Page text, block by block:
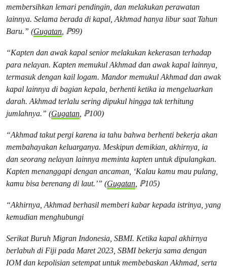
membersihkan lemari pendingin, dan melakukan perawatan
lainnya. Selama berada di kapal, Akhmad hanya libur saat Tahun
Baru.” (Gugatan, ℙ99)
“Kapten dan awak kapal senior melakukan kekerasan terhadap
para nelayan. Kapten memukul Akhmad dan awak kapal lainnya,
termasuk dengan kail logam. Mandor memukul Akhmad dan awak
kapal lainnya di bagian kepala, berhenti ketika ia mengeluarkan
darah. Akhmad terlalu sering dipukul hingga tak terhitung
jumlahnya.” (Gugatan, ℙ100)
“Akhmad takut pergi karena ia tahu bahwa berhenti bekerja akan
membahayakan keluarganya. Meskipun demikian, akhirnya, ia
dan seorang nelayan lainnya meminta kapten untuk dipulangkan.
Kapten menanggapi dengan ancaman, ‘Kalau kamu mau pulang,
kamu bisa berenang di laut.’” (Gugatan, ℙ105)
“Akhirnya, Akhmad berhasil memberi kabar kepada istrinya, yang
kemudian menghubungi
Serikat Buruh Migran Indonesia, SBMI. Ketika kapal akhirnya
berlabuh di Fiji pada Maret 2023, SBMI bekerja sama dengan
IOM dan kepolisian setempat untuk membebaskan Akhmad, serta